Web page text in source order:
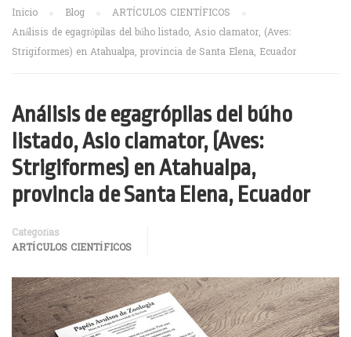
Inicio Blog
ARTÍCULOS CIENTÍFICOS
Análisis de egagrópilas del búho listado, Asio clamator, (Aves:
Strigiformes) en Atahualpa, provincia de Santa Elena, Ecuador
Análisis de egagrópilas del búho
listado, Asio clamator, (Aves:
Strigiformes) en Atahualpa,
provincia de Santa Elena, Ecuador
Categorías
ARTÍCULOS CIENTÍFICOS